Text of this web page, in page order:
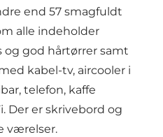
end 57 smagfuldt
alle indeholder
god hårtørrer samt
kabel-tv, aircooler i
telefon, kaffe
Der er skrivebord og
værelser.